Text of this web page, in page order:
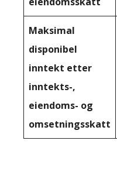
Maksimal
disponibel
inntekt etter
inntekts-,
eiendoms- og
omsetningsskatt